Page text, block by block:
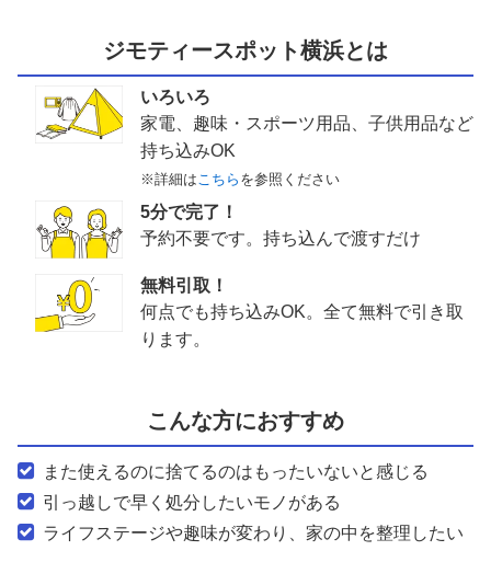
ジモティースポット横浜とは
いろいろ
家電、趣味・スポーツ用品、子供用品など
持ち込みOK
※詳細はこちら を参照ください
5分で完了！
予約不要です。持ち込んで渡すだけ
無料引取！
何点でも持ち込みOK。全て無料で引き取
ります。
こんな方におすすめ
また使えるのに捨てるのはもったいないと感じる
引っ越しで早く処分したいモノがある
ライフステージや趣味が変わり、家の中を整理したい